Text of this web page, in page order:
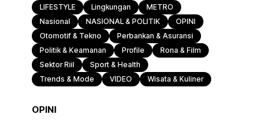
LIFESTYLE
Lingkungan
METRO
Nasional
NASIONAL & POLITIK
OPINI
Otomotif & Tekno
Perbankan & Asuransi
Politik & Keamanan
Profile
Rona & Film
Sektor Riil
Sport & Health
Trends & Mode
VIDEO Wisata & Kuliner
OPINI